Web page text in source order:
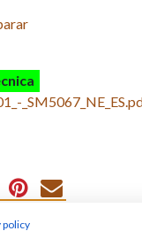
policy